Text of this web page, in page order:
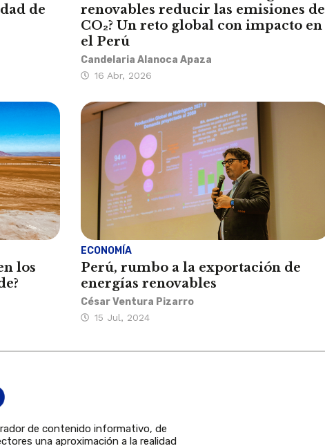
de
renovables reducir las emisiones de
CO₂? Un reto global con impacto en
el Perú
Candelaria Alanoca Apaza
16 Abr, 2026
los
ECONOMÍA
Perú, rumbo a la exportación de
energías renovables
César Ventura Pizarro
15 Jul, 2024
de contenido informativo, de
una aproximación a la realidad